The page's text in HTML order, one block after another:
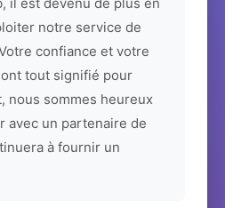
notre service de
confiance et votre
tout signifié pour
nous sommes heureux
avec un partenaire de
à fournir un